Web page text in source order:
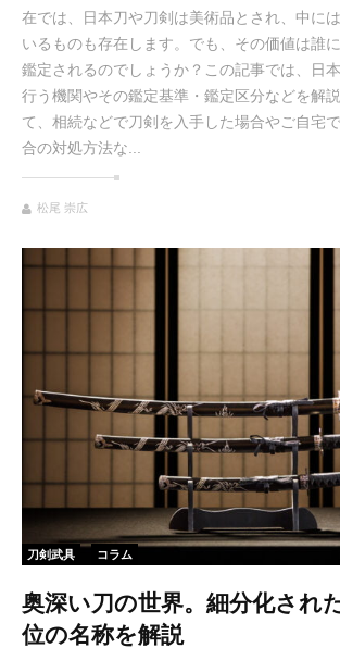
在では、日本刀や刀剣は美術品とされ、中に
いるものも存在します。でも、その価値は誰
鑑定されるのでしょうか？この記事では、日
行う機関やその鑑定基準・鑑定区分などを解
て、相続などで刀剣を入手した場合やご自宅
合の対処方法な...
松尾 崇広
刀剣武具 コラム
奥深い刀の世界。細分化され
位の名称を解説